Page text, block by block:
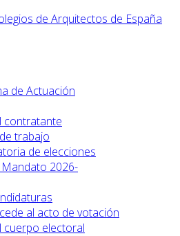
de Actuación
contratante
trabajo
de elecciones
Mandato 2026-
al acto de votación
cuerpo electoral